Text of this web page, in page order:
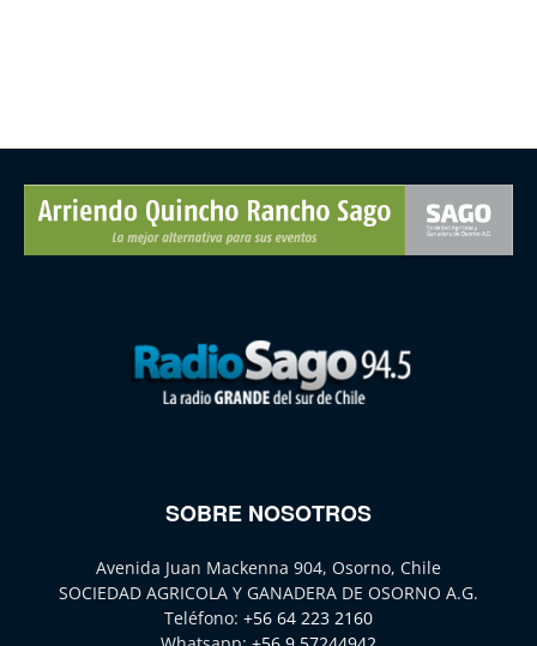
SOBRE NOSOTROS
Avenida Juan Mackenna 904, Osorno, Chile
SOCIEDAD AGRICOLA Y GANADERA DE OSORNO A.G.
Teléfono: +56 64 223 2160